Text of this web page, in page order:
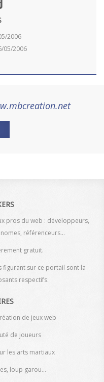
2006
05/2006
pros du web : développeurs,
référenceurs...
gratuit.
figurant sur ce portail sont la
respectifs.
de jeux web
de joueurs
les arts martiaux
loup garou...